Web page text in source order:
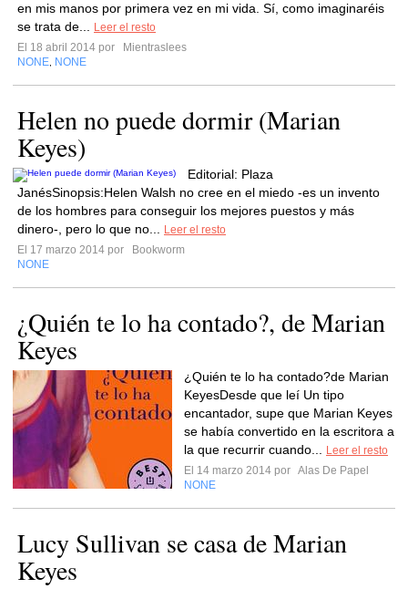
en mis manos por primera vez en mi vida. Sí, como imaginaréis
se trata de...
Leer el resto
El 18 abril 2014 por
Mientraslees
NONE NONE
Helen no puede dormir (Marian
Keyes)
Editorial: Plaza
JanésSinopsis:Helen Walsh no cree en el miedo -es un invento
de los hombres para conseguir los mejores puestos y más
dinero-, pero lo que no...
Leer el resto
El 17 marzo 2014 por
Bookworm
NONE
¿Quién te lo ha contado?, de Marian
Keyes
¿Quién te lo ha contado?de Marian
KeyesDesde que leí Un tipo
encantador, supe que Marian Keyes
se había convertido en la escritora a
la que recurrir cuando...
Leer el resto
El 14 marzo 2014 por Alas De Papel
NONE
Lucy Sullivan se casa de Marian
Keyes